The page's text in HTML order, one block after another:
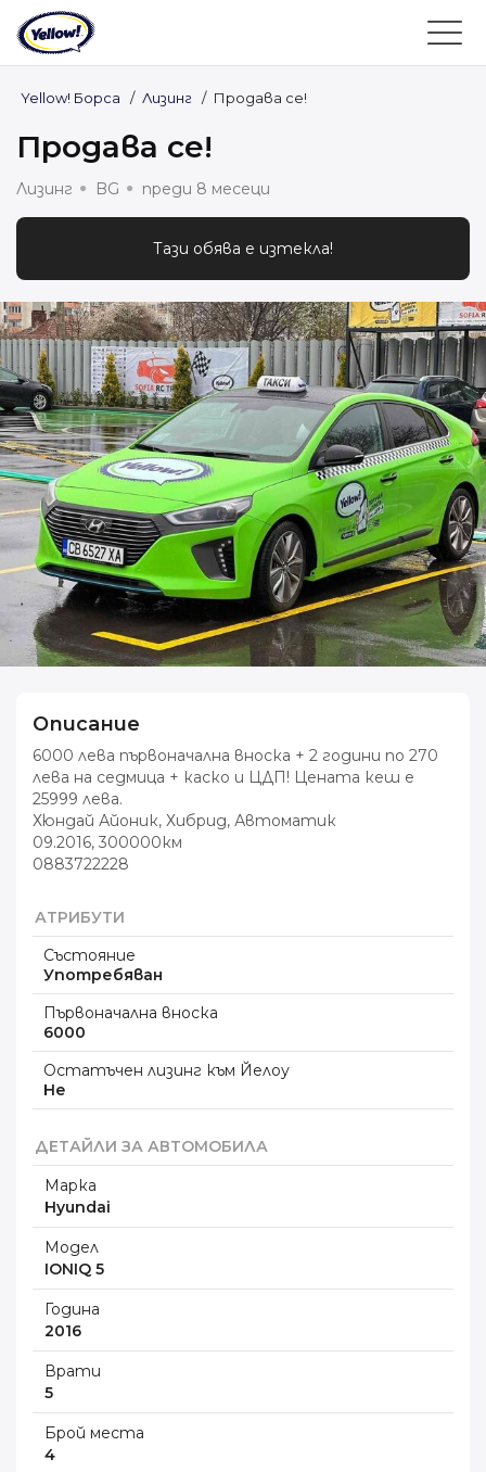
Yellow! Борса / Лизинг / Продава се!
Продава се!
Лизинг BG преди 8 месеци
Тази обява е изтекла!
Описание
6000 лева първоначална вноска + 2 години по 270
лева на седмица + каско и ЦДП! Цената кеш е
25999 лева.
Хюндай Айоник, Хибрид, Автоматик
09.2016, 300000км
0883722228
АТРИБУТИ
Състояние
Употребяван
Първоначална вноска
6000
Остатъчен лизинг към Йелоу
Не
ДЕТАЙЛИ ЗА АВТОМОБИЛА
Марка
Hyundai
Модел
IONIQ 5
Година
2016
Врати
5
Брой места
4